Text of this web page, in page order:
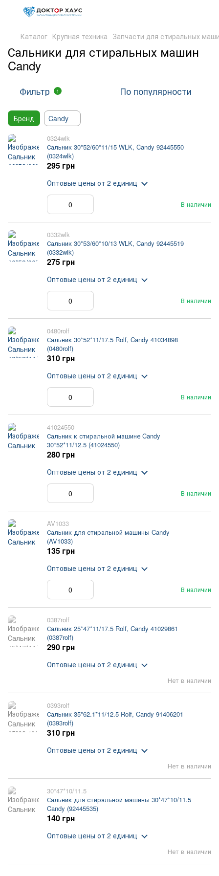
Каталог Крупная техника Запчасти для стиральных
Сальники для стиральных машин
Candy
Фильтр 1 По популярности
Бренд Candy
0324wlk
Сальник 30*52/60*11/15 WLK, Candy 92445550
(0324wlk)
В наличии
295 грн
Оптовые цены от 2 единиц
0332wlk
Сальник 30*53/60*10/13 WLK, Candy 92445519
(0332wlk)
В наличии
275 грн
Оптовые цены от 2 единиц
0480rolf
Сальник 30*52*11/17.5 Rolf, Candy 41034898
(0480rolf)
В наличии
310 грн
Оптовые цены от 2 единиц
41024550
Сальник к стиральной машине Candy
30*52*11/12.5 (41024550)
В наличии
280 грн
Оптовые цены от 2 единиц
AV1033
Сальник для стиральной машины Candy
(AV1033)
В наличии
135 грн
Оптовые цены от 2 единиц
0387rolf
Сальник 25*47*11/17.5 Rolf, Candy 41029861
(0387rolf)
Нет в наличии
290 грн
Оптовые цены от 2 единиц
0393rolf
Сальник 35*62.1*11/12.5 Rolf, Candy 91406201
(0393rolf)
Нет в наличии
310 грн
Оптовые цены от 2 единиц
30*47*10/11.5
Сальник для стиральной машины 30*47*10/11.5
Candy (92445535)
Нет в наличии
140 грн
Оптовые цены от 2 единиц